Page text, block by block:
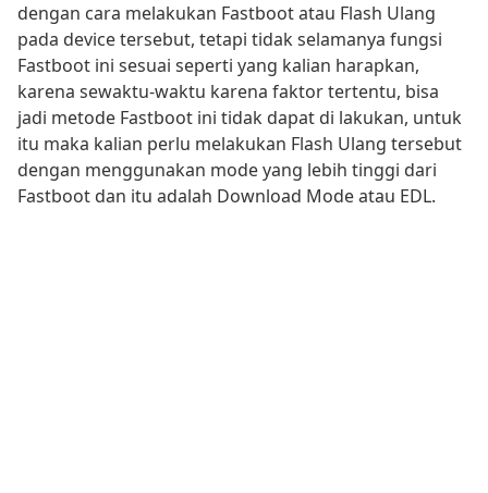
dengan cara melakukan Fastboot atau Flash Ulang
pada device tersebut, tetapi tidak selamanya fungsi
Fastboot ini sesuai seperti yang kalian harapkan,
karena sewaktu-waktu karena faktor tertentu, bisa
jadi metode Fastboot ini tidak dapat di lakukan, untuk
itu maka kalian perlu melakukan Flash Ulang tersebut
dengan menggunakan mode yang lebih tinggi dari
Fastboot dan itu adalah Download Mode atau EDL.